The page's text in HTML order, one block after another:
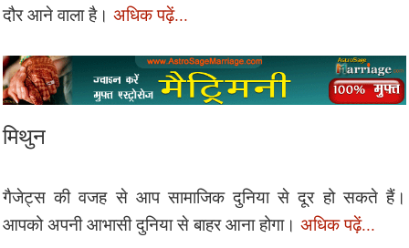
दौर आने वाला है। अधिक पढ़ें...
मिथुन
गैजेट्स की वजह से आप सामाजिक दुनिया से दूर हो सकते हैं।
आपको अपनी आभासी दुनिया से बाहर आना होगा। अधिक पढ़ें...